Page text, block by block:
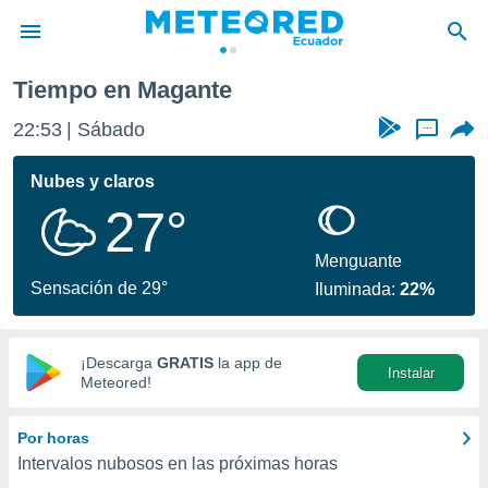
de
ha
calidad.
a este
las
y
digital
basada
Tiempo en Magante
22:53 Sábado ...
Nubes y claros
27°
Sensación de 29°
Menguante
Iluminada:22%
¡Descarga GRATIS la app de
Meteored!
Instalar
Por horas
Intervalos nubosos en las próximas horas